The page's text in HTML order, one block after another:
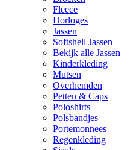
Fleece
Horloges
Jassen
Softshell Jassen
Bekijk alle Jassen
Kinderkleding
Mutsen
Overhemden
Petten & Caps
Poloshirts
Polsbandjes
Portemonnees
Regenkleding